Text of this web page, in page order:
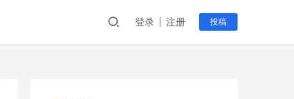
登录 注册 投稿